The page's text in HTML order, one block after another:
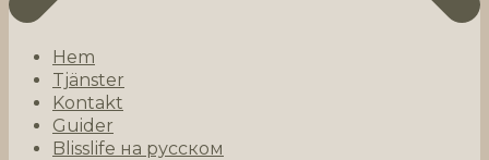
Hem
Tjänster
Kontakt
Guider
Blisslife на русском